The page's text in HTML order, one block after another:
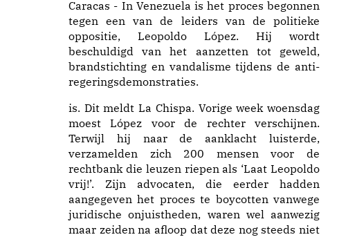
Caracas - In Venezuela is het proces begonnen
tegen een van de leiders van de politieke
oppositie, Leopoldo López. Hij wordt
beschuldigd van het aanzetten tot geweld,
brandstichting en vandalisme tijdens de anti-
regeringsdemonstraties.
is. Dit meldt La Chispa. Vorige week woensdag
moest López voor de rechter verschijnen.
Terwijl hij naar de aanklacht luisterde,
verzamelden zich 200 mensen voor de
rechtbank die leuzen riepen als ‘Laat Leopoldo
vrij!’. Zijn advocaten, die eerder hadden
aangegeven het proces te boycotten vanwege
juridische onjuistheden, waren wel aanwezig
maar zeiden na afloop dat deze nog steeds niet